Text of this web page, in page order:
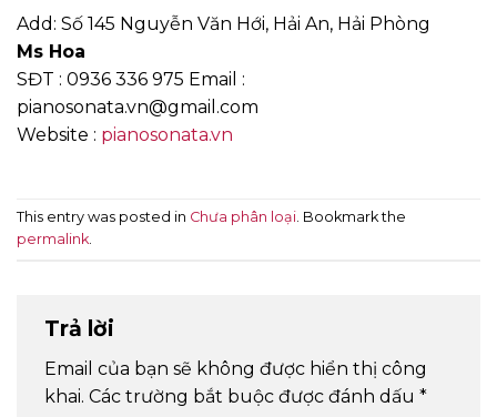
Add: Số 145 Nguyễn Văn Hới, Hải An, Hải Phòng
Ms Hoa
SĐT : 0936 336 975 Email :
pianosonata.vn@gmail.com
Website : pianosonata.vn
This entry was posted in Chưa phân loại . Bookmark the
permalink
Trả lời
Email của bạn sẽ không được hiển thị công
khai. Các trường bắt buộc được đánh dấu *